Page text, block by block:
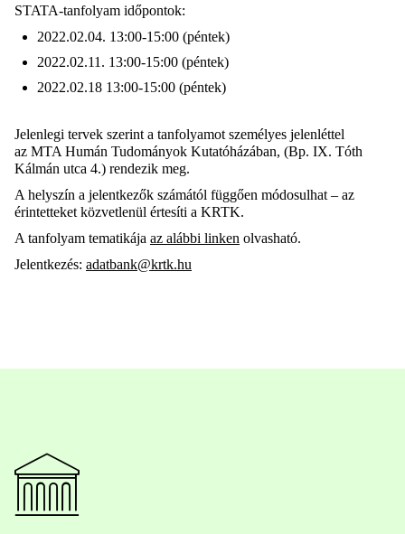
STATA-tanfolyam időpontok:
2022.02.04. 13:00-15:00 (péntek)
2022.02.11. 13:00-15:00 (péntek)
2022.02.18 13:00-15:00 (péntek)
Jelenlegi tervek szerint a tanfolyamot személyes jelenléttel
az MTA Humán Tudományok Kutatóházában, (Bp. IX. Tóth
Kálmán utca 4.) rendezik meg.
A helyszín a jelentkezők számától függően módosulhat – az
érintetteket közvetlenül értesíti a KRTK.
A tanfolyam tematikája az alábbi linken olvasható.
Jelentkezés: adatbank@krtk.hu